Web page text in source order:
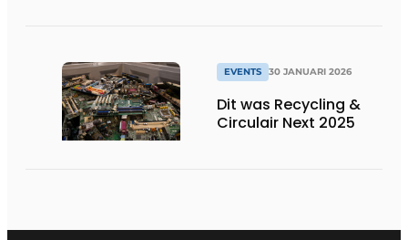
EVENTS 30 JANUARI 2026
Dit was Recycling &
Circulair Next 2025